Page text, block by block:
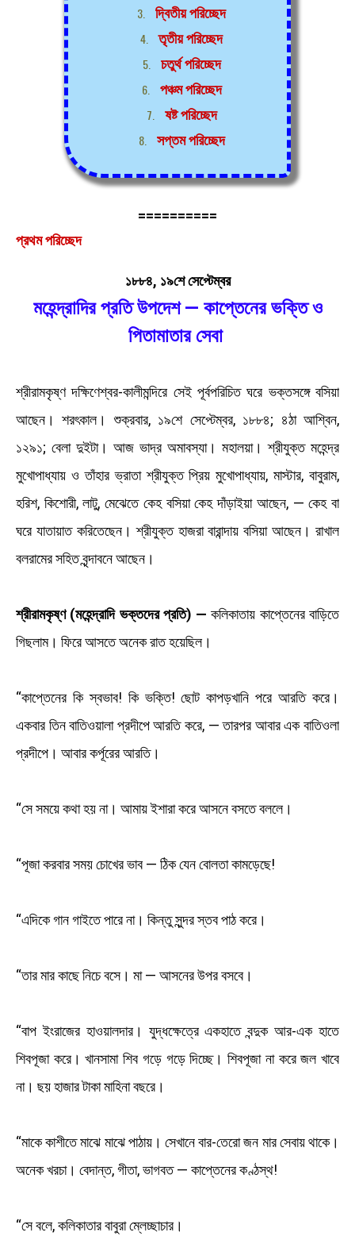
দ্বিতীয় পরিচ্ছেদ
তৃতীয় পরিচ্ছেদ
চতুর্থ পরিচ্ছেদ
পঞ্চম পরিচ্ছেদ
ষষ্ট পরিচ্ছেদ
সপ্তম পরিচ্ছেদ
==========
প্রথম পরিচ্ছেদ
১৮৮৪, ১৯শে সেপ্টেম্বর
মহেন্দ্রাদির প্রতি উপদেশ — কাপ্তেনের ভক্তি ও
পিতামাতার সেবা
শ্রীরামকৃষ্ণ দক্ষিণেশ্বর-কালীমন্দিরে সেই পূর্বপরিচিত ঘরে ভক্তসঙ্গে বসিয়া
আছেন। শরৎকাল। শুক্রবার, ১৯শে সেপ্টেম্বর, ১৮৮৪; ৪ঠা আশ্বিন,
১২৯১; বেলা দুইটা। আজ ভাদ্র অমাবস্যা। মহালয়া। শ্রীযুক্ত মহেন্দ্র
মুখোপাধ্যায় ও তাঁহার ভ্রাতা শ্রীযুক্ত প্রিয় মুখোপাধ্যায়, মাস্টার, বাবুরাম,
হরিশ, কিশোরী, লাটু, মেঝেতে কেহ বসিয়া কেহ দাঁড়াইয়া আছেন, — কেহ বা
ঘরে যাতায়াত করিতেছেন। শ্রীযুক্ত হাজরা বারান্দায় বসিয়া আছেন। রাখাল
বলরামের সহিত বৃন্দাবনে আছেন।
শ্রীরামকৃষ্ণ (মহেন্দ্রাদি ভক্তদের প্রতি) —কলিকাতায় কাপ্তেনের বাড়িতে
গিছলাম। ফিরে আসতে অনেক রাত হয়েছিল।
“কাপ্তেনের কি স্বভাব! কি ভক্তি! ছোট কাপড়খানি পরে আরতি করে।
একবার তিন বাতিওয়ালা প্রদীপে আরতি করে, — তারপর আবার এক বাতিওলা
প্রদীপে। আবার কর্পূরের আরতি।
“সে সময়ে কথা হয় না। আমায় ইশারা করে আসনে বসতে বললে।
“পূজা করবার সময় চোখের ভাব — ঠিক যেন বোলতা কামড়েছে!
“এদিকে গান গাইতে পারে না। কিন্তু সুন্দর স্তব পাঠ করে।
“তার মার কাছে নিচে বসে। মা — আসনের উপর বসবে।
“বাপ ইংরাজের হাওয়ালদার। যুদ্ধক্ষেত্রে একহাতে বন্দুক আর-এক হাতে
শিবপূজা করে। খানসামা শিব গড়ে গড়ে দিচ্ছে। শিবপূজা না করে জল খাবে
না। ছয় হাজার টাকা মাহিনা বছরে।
“মাকে কাশীতে মাঝে মাঝে পাঠায়। সেখানে বার-তেরো জন মার সেবায় থাকে।
অনেক খরচা। বেদান্ত, গীতা, ভাগবত — কাপ্তেনের কণ্ঠস্থ!
“সে বলে, কলিকাতার বাবুরা ম্লেচ্ছাচার।